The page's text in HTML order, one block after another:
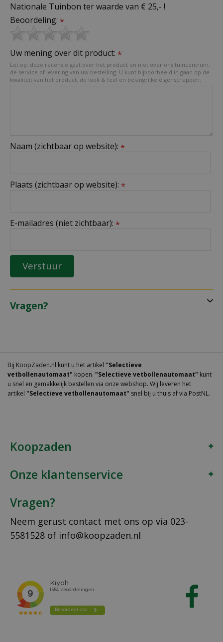
Nationale Tuinbon ter waarde van € 25,- !
Beoordeling: *
Uw mening over dit product: *
Let op: deze recensie gaat over het product en niet over ons tuincentrum,
de service of levering van uw bestelling. U kunt bijvoorbeeld in gaan op de
kwaliteit van het product, de look & feel en belangrijke eigenschappen.
Naam (zichtbaar op website): *
Plaats (zichtbaar op website): *
E-mailadres (niet zichtbaar): *
Vragen?
Bij KoopZaden.nl kunt u het artikel "Selectieve
vetbollenautomaat" kopen. "Selectieve vetbollenautomaat" kunt
u snel en gemakkelijk bestellen via onze webshop. Wij leveren het
artikel "Selectieve vetbollenautomaat" snel bij u thuis af via PostNL.
Koopzaden
Onze klantenservice
Vragen?
Neem gerust contact met ons op via 023-
5581528 of info@koopzaden.nl